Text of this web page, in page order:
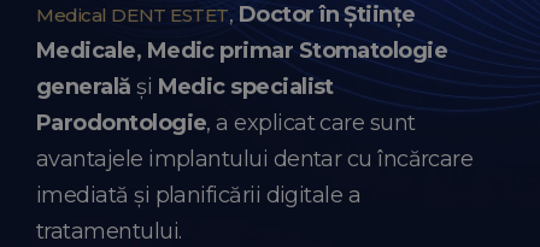
Medical DENT ESTET, Doctor în Științe
Medicale, Medic primar Stomatologie
generalăși Medic specialist
Parodontologie, a explicat care sunt
avantajele implantului dentar cu încărcare
imediată și planificării digitale a
tratamentului.